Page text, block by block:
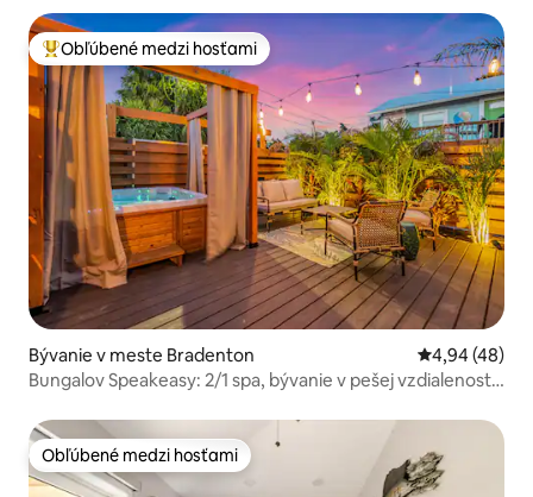
Najobľúbenejšie medzi hosťami
Obľúbené medzi hosťami
Bývanie v meste Bradenton Priemerné
4,94 (48)
Bungalov Speakeasy: 2/1 spa, bývanie v pešej vzdialenosti
Obľúbené medzi hosťami
Obľúbené medzi hosťami